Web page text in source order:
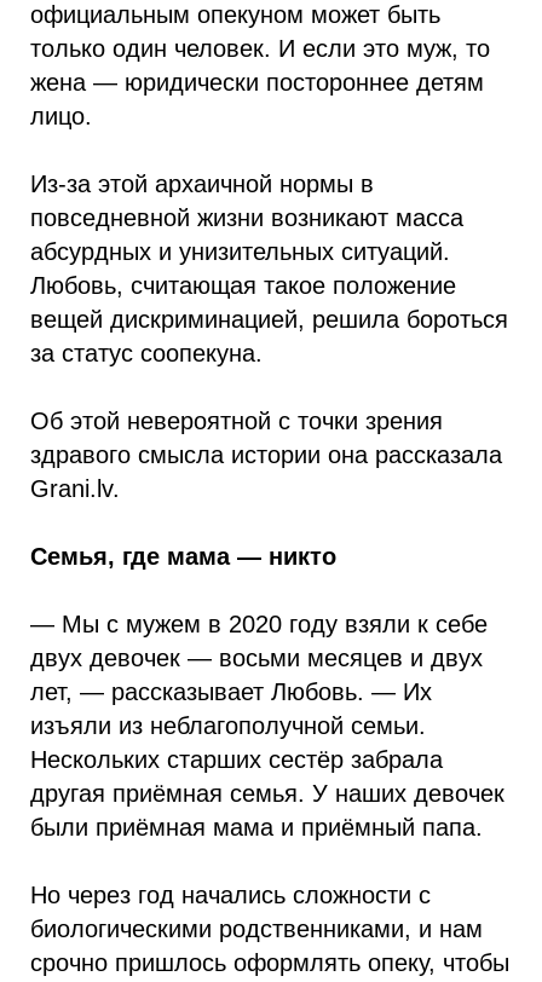
официальным опекуном может быть
только один человек. И если это муж, то
жена — юридически постороннее детям
лицо.
Из-за этой архаичной нормы в
повседневной жизни возникают масса
абсурдных и унизительных ситуаций.
Любовь, считающая такое положение
вещей дискриминацией, решила бороться
за статус соопекуна.
Об этой невероятной с точки зрения
здравого смысла истории она рассказала
Grani.lv.
Семья, где мама — никто
— Мы с мужем в 2020 году взяли к себе
двух девочек — восьми месяцев и двух
лет, — рассказывает Любовь. — Их
изъяли из неблагополучной семьи.
Нескольких старших сестёр забрала
другая приёмная семья. У наших девочек
были приёмная мама и приёмный папа.
Но через год начались сложности с
биологическими родственниками, и нам
срочно пришлось оформлять опеку, чтобы